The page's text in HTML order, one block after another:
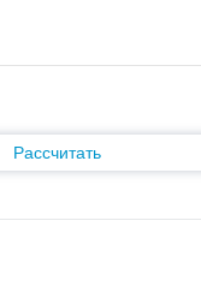
Рассчитать